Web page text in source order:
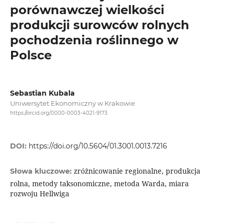
porównawczej wielkości
produkcji surowców rolnych
pochodzenia roślinnego w
Polsce
Sebastian Kubala
Uniwersytet Ekonomiczny w Krakowie
https://orcid.org/0000-0003-4021-9173
DOI: https://doi.org/10.5604/01.3001.0013.7216
Słowa kluczowe: zróżnicowanie regionalne, produkcja
rolna, metody taksonomiczne, metoda Warda, miara
rozwoju Hellwiga